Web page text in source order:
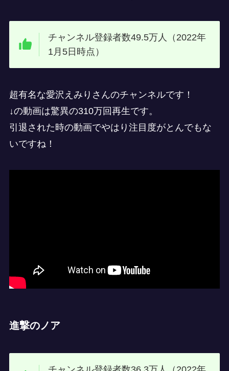
チャンネル登録者数49.5万人（2022年
1月5日時点）
超有名な愛沢えみりさんのチャンネルです！
↓の動画は驚異の310万回再生です。
引退された時の動画でやはり注目度がとんでもな
いですね！
進撃のノア